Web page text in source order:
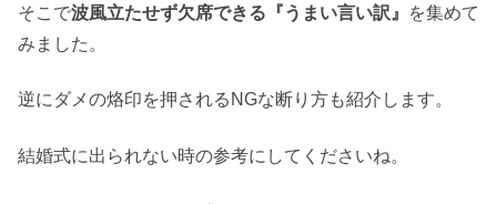
そこで波風立たせず欠席できる『うまい言い訳』
を集めて
みました。
逆にダメの烙印を押されるNGな断り方も紹介します。
結婚式に出られない時の参考にしてくださいね。